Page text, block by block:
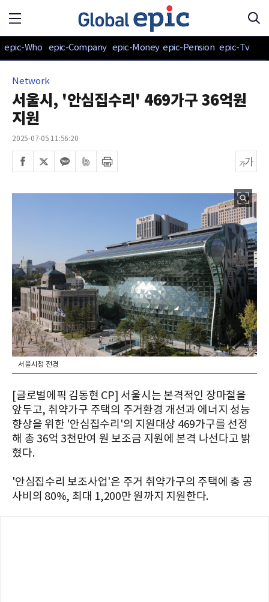
epic-Who epic-Company epic-Money epic-Pension epic-Tv
Network
서울시, '안심집수리' 469가구 36억원
지원
2025-07-05 11:56:20
서울시청 전경
[글로벌에픽 김동현 CP] 서울시는 본격적인 장마철을
앞두고, 취약가구 주택의 주거환경 개선과 에너지 성능
향상을 위한 '안심집수리'의 지원대상 469가구를 선정
해 총 36억 3천만여 원 보조금 지원에 본격 나선다고 밝
혔다.
'안심집수리 보조사업'은 주거 취약가구의 주택에 총 공
사비의 80%, 최대 1,200만 원까지 지원한다.